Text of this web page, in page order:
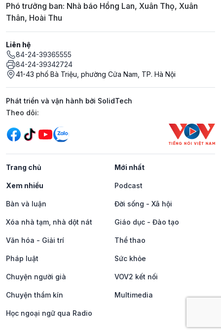
Phó trưởng ban: Nhà báo Hồng Lan, Xuân Thọ, Xuân
Thân, Hoài Thu
Liên hệ
84-24-39365555
84-24-39342724
41-43 phố Bà Triệu, phường Cửa Nam, TP. Hà Nội
Phát triển và vận hành bởi SolidTech
Mạng xã hội
Theo dõi:
Trang chủ Mới nhất
Xem nhiều Podcast
Bàn và luận Đời sống - Xã hội
Xóa nhà tạm, nhà dột nát Giáo dục - Đào tạo
Văn hóa - Giải trí Thể thao
Pháp luật Sức khỏe
Chuyện người già VOV2 kết nối
Chuyện thầm kín Multimedia
Học ngoại ngữ qua Radio